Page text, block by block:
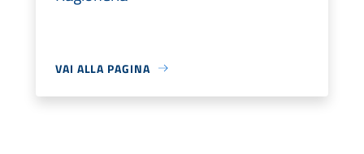
VAI ALLA PAGINA